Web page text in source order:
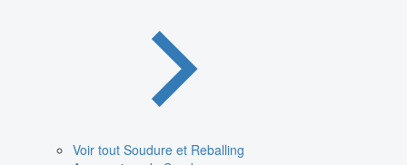
Voir tout Soudure et Reballing